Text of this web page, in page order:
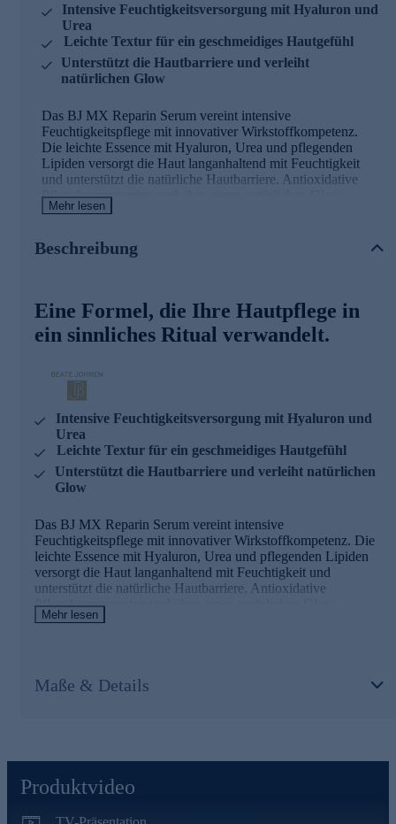
Intensive Feuchtigkeitsversorgung mit Hyaluron und
Urea
Leichte Textur für ein geschmeidiges Hautgefühl
Unterstützt die Hautbarriere und verleiht
natürlichen Glow
Das BJ MX Reparin Serum vereint intensive
Feuchtigkeitspflege mit innovativer Wirkstoffkompetenz.
Die leichte Essence mit Hyaluron, Urea und pflegenden
Lipiden versorgt die Haut langanhaltend mit Feuchtigkeit
und unterstützt die natürliche Hautbarriere. Antioxidative
Pflegekomponenten verleihen einen natürlichen Glow,
während die angenehme Textur schnell einzieht und die
revitalisiertes Hautbild.
Mehr lesen
Beschreibung
Eine Formel, die Ihre Hautpflege in
ein sinnliches Ritual verwandelt.
Intensive Feuchtigkeitsversorgung mit Hyaluron und
Urea
Leichte Textur für ein geschmeidiges Hautgefühl
Unterstützt die Hautbarriere und verleiht natürlichen
Glow
Das BJ MX Reparin Serum vereint intensive
Feuchtigkeitspflege mit innovativer Wirkstoffkompetenz. Die
leichte Essence mit Hyaluron, Urea und pflegenden Lipiden
versorgt die Haut langanhaltend mit Feuchtigkeit und
unterstützt die natürliche Hautbarriere. Antioxidative
Pflegekomponenten verleihen einen natürlichen Glow,
während die angenehme Textur schnell einzieht und die Haut
Mehr lesen
Maße & Details
Produktvideo